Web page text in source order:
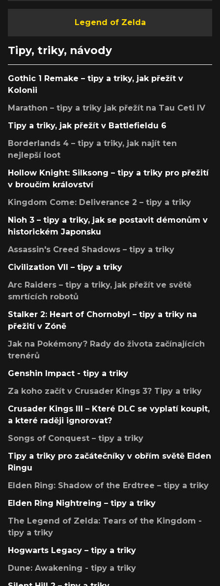
Legend of Zelda
Tipy, triky, návody
Gothic 1 Remake – tipy a triky, jak přežít v
Kolonii
Marathon – tipy a triky jak přežít na Tau Ceti IV
Tipy a triky, jak přežít v Battlefieldu 6
Borderlands 4 – tipy a triky, jak najít ten
nejlepší loot
Hollow Knight: Silksong – tipy a triky pro přežití
v broučím království
Kingdom Come: Deliverance 2 – tipy a triky
Nioh 3 – tipy a triky, jak se postavit démonům v
historickém Japonsku
Assassin's Creed Shadows – tipy a triky
Civilization VII – tipy a triky
Arc Raiders – tipy a triky, jak přežít ve světě
smrtících robotů
Stalker 2: Heart of Chornobyl – tipy a triky na
přežití v Zóně
Jak na Pokémony? Rady do života začínajících
trenérů
Genshin Impact - tipy a triky
Za koho začít v Crusader Kings 3? Tipy a triky
Crusader Kings III – Které DLC se vyplatí koupit,
a které raději ignorovat?
Songs of Conquest – tipy a triky
Tipy a triky pro začátečníky v obřím světě Elden
Ringu
Elden Ring: Shadow of the Erdtree – tipy a triky
Elden Ring Nightreing – tipy a triky
The Legend of Zelda: Tears of the Kingdom -
tipy a triky
Hogwarts Legacy – tipy a triky
Dune: Awakening - tipy a triky